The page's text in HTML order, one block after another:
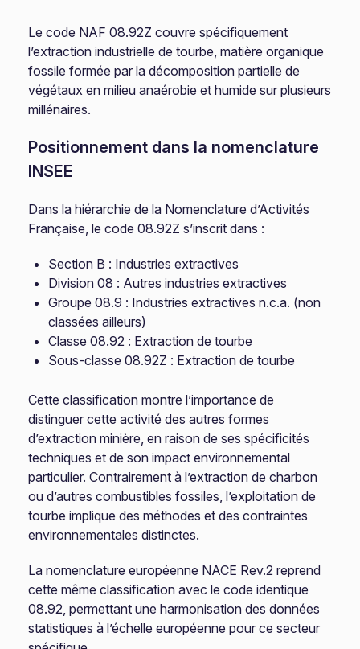
Le code NAF 08.92Z couvre spécifiquement
l’extraction industrielle de tourbe, matière organique
fossile formée par la décomposition partielle de
végétaux en milieu anaérobie et humide sur plusieurs
millénaires.
Positionnement dans la nomenclature
INSEE
Dans la hiérarchie de la Nomenclature d’Activités
Française, le code 08.92Z s’inscrit dans :
Section B : Industries extractives
Division 08 : Autres industries extractives
Groupe 08.9 : Industries extractives n.c.a. (non
classées ailleurs)
Classe 08.92 : Extraction de tourbe
Sous-classe 08.92Z : Extraction de tourbe
Cette classification montre l’importance de
distinguer cette activité des autres formes
d’extraction minière, en raison de ses spécificités
techniques et de son impact environnemental
particulier. Contrairement à l’extraction de charbon
ou d’autres combustibles fossiles, l’exploitation de
tourbe implique des méthodes et des contraintes
environnementales distinctes.
La nomenclature européenne NACE Rev.2 reprend
cette même classification avec le code identique
08.92, permettant une harmonisation des données
statistiques à l’échelle européenne pour ce secteur